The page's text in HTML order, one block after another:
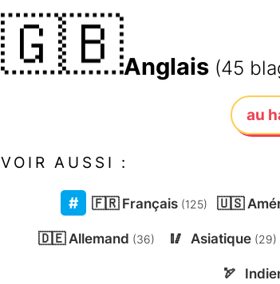
🇬🇧Anglais (45
au
VOIR AUSSI :
🇫🇷Français (125) 🇺🇸
🇩🇪Allemand (36) 🥢 Asiatique (29)
🏹